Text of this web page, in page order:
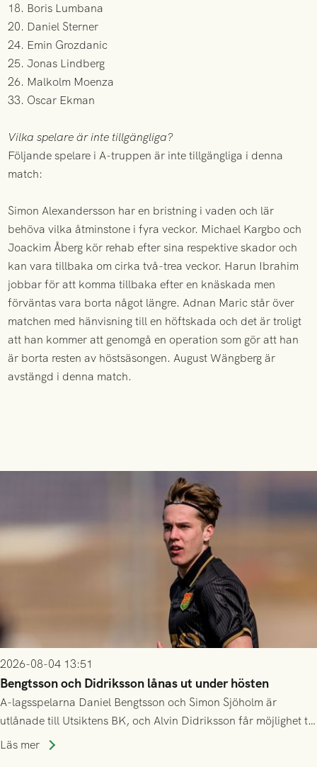
18. Boris Lumbana
20. Daniel Sterner
24. Emin Grozdanic
25. Jonas Lindberg
26. Malkolm Moenza
33. Oscar Ekman
Vilka spelare är inte tillgängliga?
Följande spelare i A-truppen är inte tillgängliga i denna
match:
Simon Alexandersson har en bristning i vaden och lär
behöva vilka åtminstone i fyra veckor. Michael Kargbo och
Joackim Åberg kör rehab efter sina respektive skador och
kan vara tillbaka om cirka två-trea veckor. Harun Ibrahim
jobbar för att komma tillbaka efter en knäskada men
förväntas vara borta något längre. Adnan Maric står över
matchen med hänvisning till en höftskada och det är troligt
att han kommer att genomgå en operation som gör att han
är borta resten av höstsäsongen. August Wängberg är
avstängd i denna match.
2026-08-04 13:51
Bengtsson och Didriksson lånas ut under hösten
A-lagsspelarna Daniel Bengtsson och Simon Sjöholm är
utlånade till Utsiktens BK, och Alvin Didriksson får möjlighet till
speltid i Hestrafors genom föreningssamarbete.
Läs mer